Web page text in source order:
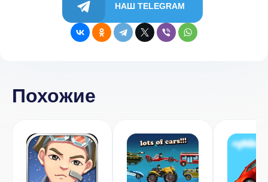
НАШ TELEGRAM
Похожие